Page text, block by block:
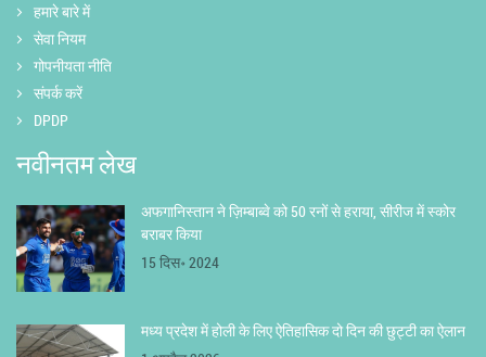
हमारे बारे में
सेवा नियम
गोपनीयता नीति
संपर्क करें
DPDP
नवीनतम लेख
अफगानिस्तान ने ज़िम्बाब्वे को 50 रनों से हराया, सीरीज में स्कोर
बराबर किया
15 दिस॰ 2024
मध्य प्रदेश में होली के लिए ऐतिहासिक दो दिन की छुट्टी का ऐलान